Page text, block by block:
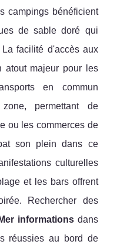
campings bénéficient
de sable doré qui
facilité d'accès aux
atout majeur pour les
en commun
permettant de
ou les commerces de
son plein dans ce
culturelles
et les bars offrent
Rechercher des
informationsdans
réussies au bord de